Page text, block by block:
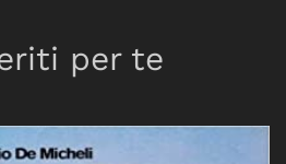
per te